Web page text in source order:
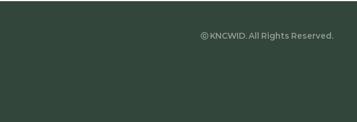
ⓒ KNCWID. All Rights Reserved.